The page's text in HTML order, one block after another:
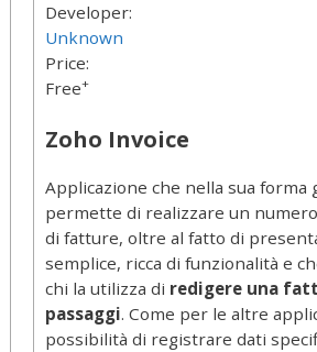
Developer:
Unknown
Price:
Free+
Zoho Invoice
Applicazione che nella sua forma
permette di realizzare un
di fatture, oltre al fatto di
semplice, ricca di funzionalità e
chi la utilizza di redigere una
passaggi. Come per le altre
possibilità di registrare dati